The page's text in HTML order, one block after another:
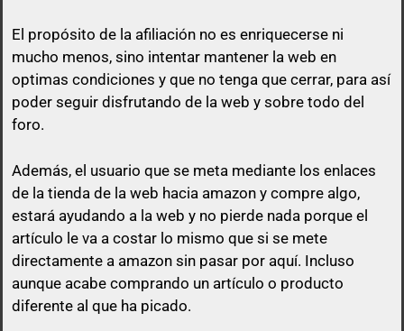
El propósito de la afiliación no es enriquecerse ni
mucho menos, sino intentar mantener la web en
optimas condiciones y que no tenga que cerrar, para así
poder seguir disfrutando de la web y sobre todo del
foro.
Además, el usuario que se meta mediante los enlaces
de la tienda de la web hacia amazon y compre algo,
estará ayudando a la web y no pierde nada porque el
artículo le va a costar lo mismo que si se mete
directamente a amazon sin pasar por aquí. Incluso
aunque acabe comprando un artículo o producto
diferente al que ha picado.